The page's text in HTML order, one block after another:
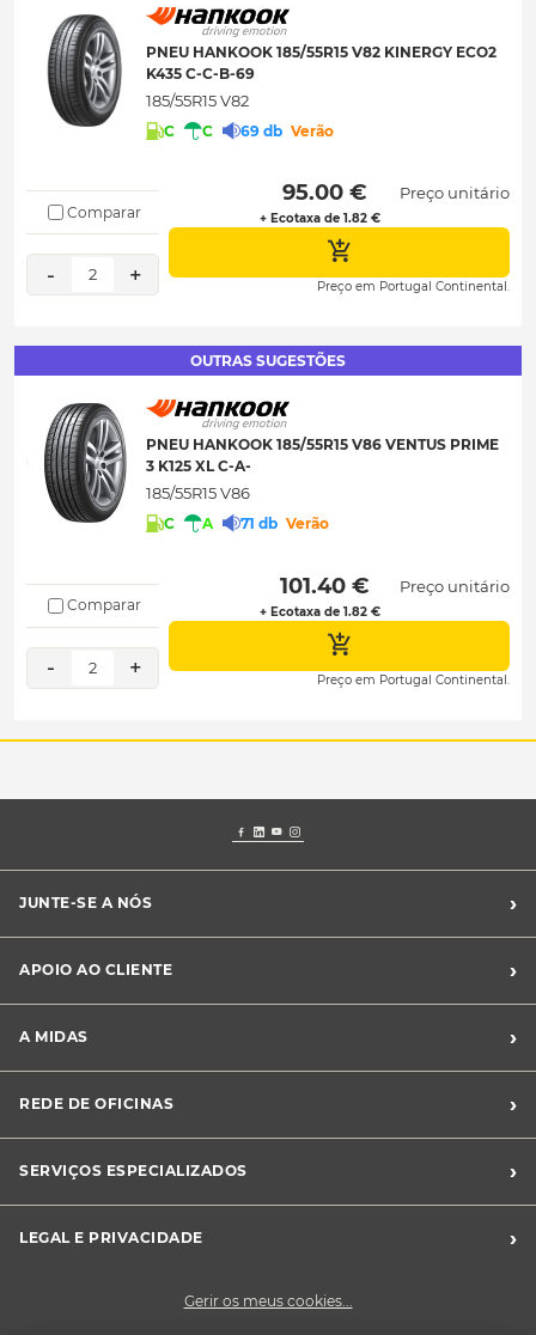
PNEU HANKOOK 185/55R15 V82 KINERGY ECO2
K435 C-C-B-69
185/55R15 V82
C C 69 db Verão
Comparar
- 2 +
95.00 €
+ Ecotaxa de 1.82 €
Preço unitário
Preço em Portugal Continental.
OUTRAS SUGESTÕES
PNEU HANKOOK 185/55R15 V86 VENTUS PRIME
3 K125 XL C-A-
185/55R15 V86
C A 71 db Verão
Comparar
- 2 +
101.40 €
+ Ecotaxa de 1.82 €
Preço unitário
Preço em Portugal Continental.
JUNTE-SE A NÓS ›
Franchising Midas
APOIO AO CLIENTE ›
Livro de Reclamações
Canal de Denúncias
Perguntas Frequentes
A MIDAS ›
Sustentabilidade
Notícias Midas
REDE DE OFICINAS ›
SERVIÇOS ESPECIALIZADOS
›
LEGAL E PRIVACIDADE
›
Gerir os meus cookies...